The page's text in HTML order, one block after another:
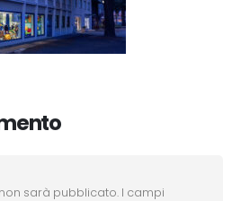
sarà pubblicato. I campi